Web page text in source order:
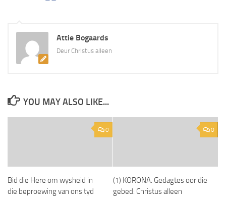
Attie Bogaards
Deur Christus alleen
YOU MAY ALSO LIKE...
0
Bid die Here om wysheid in
die beproewing van ons tyd
0
(1) KORONA. Gedagtes oor die
gebed: Christus alleen